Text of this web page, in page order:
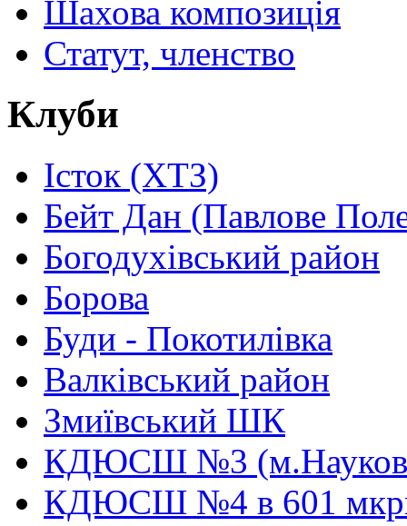
Шахова композиція
Статут, членство
Клуби
Істок (ХТЗ)
Бейт Дан (Павлове
Богодухівський район
Борова
Буди - Покотилівка
Валківський район
Змиївський ШК
КДЮСШ №3
КДЮСШ №4 в 601